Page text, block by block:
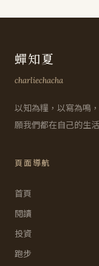
蟬知夏
charliechacha
以知為糧，以寫為鳴
願我們都在自己的生
頁面導航
首頁
閱讀
投資
跑步